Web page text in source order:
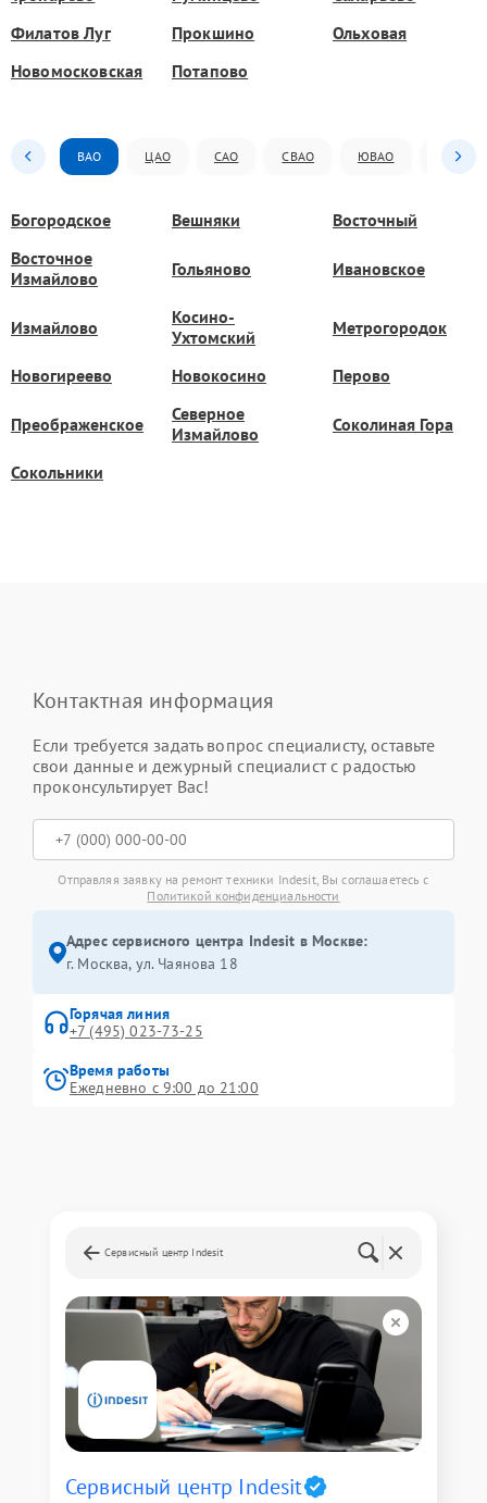
Филатов Луг
Прокшино
Ольховая
Новомосковская
Потапово
ВАО ЦАО САО СВАО ЮВАО ЮАО
Богородское Вешняки
Восточный
Восточное
Измайлово
Гольяново Ивановское
Измайлово
Косино-
Ухтомский
Метрогородок
Новогиреево Новокосино Перово
Преображенское
Северное
Измайлово
Соколиная Гора
Сокольники
Контактная информация
Если требуется задать вопрос специалисту, оставьте
свои данные и дежурный специалист с радостью
проконсультирует Вас!
Отправляя заявку на ремонт техники Indesit, Вы соглашаетесь с
Политикой конфиденциальности
Адрес сервисного центра Indesit в Москве:
г. Москва, ул. Чаянова 18
Горячая линия
+7 (495) 023-73-25
Время работы
Ежедневно с 9:00 до 21:00
Сервисный центр Indesit
Сервисный центр Indesit